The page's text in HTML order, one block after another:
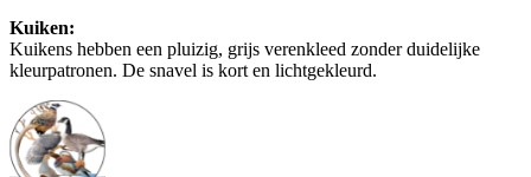
Kuiken:
Kuikens hebben een pluizig, grijs verenkleed zonder duidelijke
kleurpatronen. De snavel is kort en lichtgekleurd.